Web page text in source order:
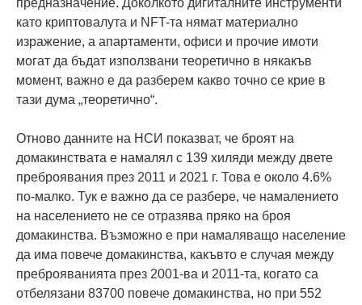
предназначение. Доколкото дигиталните инструменти
като криптовалута и NFT-та нямат материално
изражение, а апартаменти, офиси и прочие имоти
могат да бъдат използвани теоретично в някакъв
момент, важно е да разберем какво точно се крие в
тази дума „теоретично“.
Отново данните на НСИ показват, че броят на
домакинствата е намалял с 139 хиляди между двете
преброявания през 2011 и 2021 г. Това е около 4.6%
по-малко. Тук е важно да се разбере, че намалението
на населението не се отразява пряко на броя
домакинства. Възможно е при намаляващо население
да има повече домакинства, какъвто е случая между
преброяванията през 2001-ва и 2011-та, когато са
отбелязани 83700 повече домакинства, но при 552